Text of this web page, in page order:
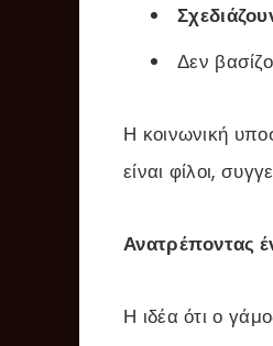
Δεν
Η κοινωνική
είναι φίλοι,
Ανατρέποντας
Η ιδέα ότι ο